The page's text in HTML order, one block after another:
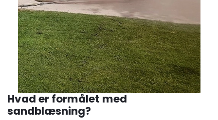
Hvad er formålet med
sandblæsning?